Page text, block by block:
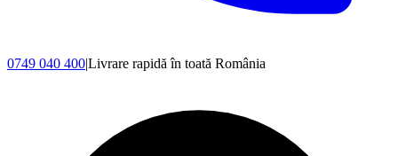
0749 040 400|Livrare rapidă în toată România